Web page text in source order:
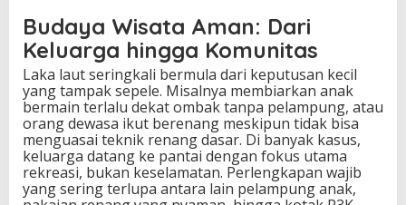
Budaya Wisata Aman: Dari
Keluarga hingga Komunitas
Laka laut seringkali bermula dari keputusan kecil
yang tampak sepele. Misalnya membiarkan anak
bermain terlalu dekat ombak tanpa pelampung, atau
orang dewasa ikut berenang meskipun tidak bisa
menguasai teknik renang dasar. Di banyak kasus,
keluarga datang ke pantai dengan fokus utama
rekreasi, bukan keselamatan. Perlengkapan wajib
yang sering terlupa antara lain pelampung anak,